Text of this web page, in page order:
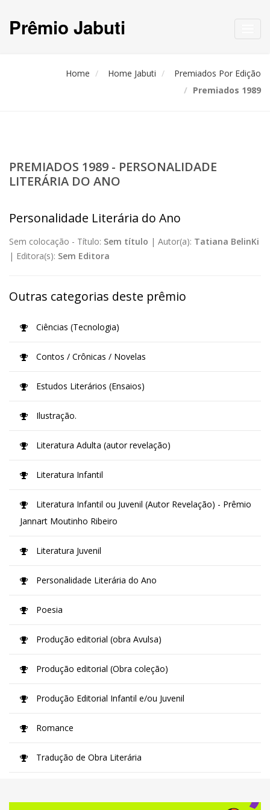
Prêmio Jabuti
Home Home Jabuti
Premiados Por Edição
Premiados 1989
PREMIADOS 1989 - PERSONALIDADE
LITERÁRIA DO ANO
Personalidade Literária do Ano
Sem colocação - Título: Sem título | Autor(a): Tatiana BelinKi
| Editora(s): Sem Editora
Outras categorias deste prêmio
Ciências (Tecnologia)
Contos / Crônicas / Novelas
Estudos Literários (Ensaios)
Ilustração.
Literatura Adulta (autor revelação)
Literatura Infantil
Literatura Infantil ou Juvenil (Autor Revelação) - Prêmio
Jannart Moutinho Ribeiro
Literatura Juvenil
Personalidade Literária do Ano
Poesia
Produção editorial (obra Avulsa)
Produção editorial (Obra coleção)
Produção Editorial Infantil e/ou Juvenil
Romance
Tradução de Obra Literária